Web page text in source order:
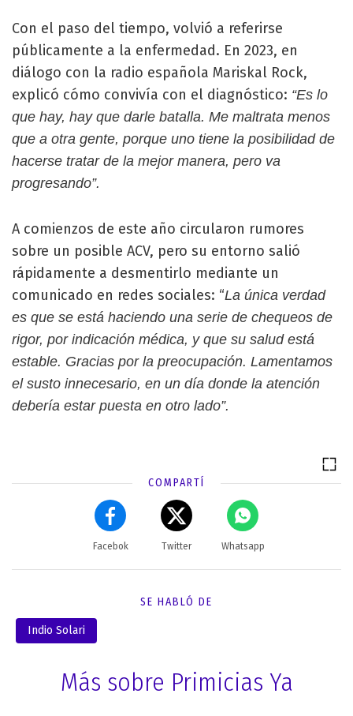
Con el paso del tiempo, volvió a referirse
públicamente a la enfermedad. En 2023, en
diálogo con la radio española Mariskal Rock,
explicó cómo convivía con el diagnóstico: “Es lo
que hay, hay que darle batalla. Me maltrata menos
que a otra gente, porque uno tiene la posibilidad de
hacerse tratar de la mejor manera, pero va
progresando”.
A comienzos de este año circularon rumores
sobre un posible ACV, pero su entorno salió
rápidamente a desmentirlo mediante un
comunicado en redes sociales: “La única verdad
es que se está haciendo una serie de chequeos de
rigor, por indicación médica, y que su salud está
estable. Gracias por la preocupación. Lamentamos
el susto innecesario, en un día donde la atención
debería estar puesta en otro lado”.
COMPARTÍ
Facebok Twitter Whatsapp
SE HABLÓ DE
Indio Solari
Más sobre Primicias Ya